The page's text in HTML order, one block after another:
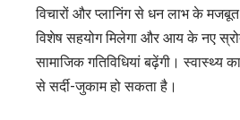
विचारों और प्लानिंग से धन लाभ के
विशेष सहयोग मिलेगा और आय के नए
सामाजिक गतिविधियां बढ़ेंगी। स्वास्थ्य
से सर्दी-जुकाम हो सकता है।